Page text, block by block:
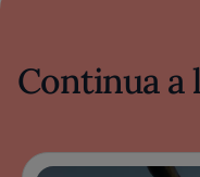
Continua a